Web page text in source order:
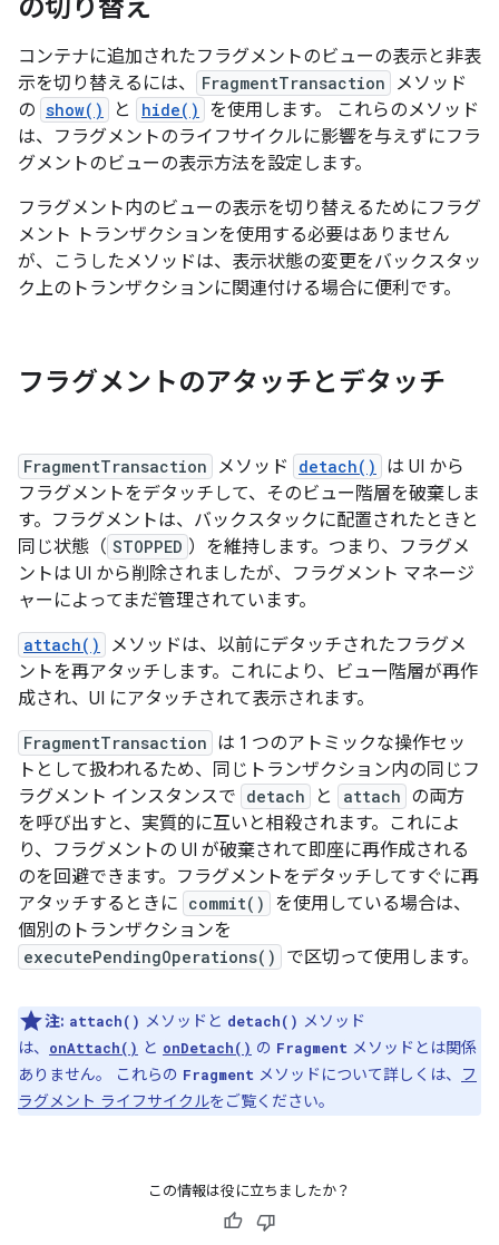
の切り替え
コンテナに追加されたフラグメントのビューの表示と非表
示を切り替えるには、
FragmentTransaction
メソッド
の show() と hide()
を使用します。 これらのメソッド
は、フラグメントのライフサイクルに影響を与えずにフラ
グメントのビューの表示方法を設定します。
フラグメント内のビューの表示を切り替えるためにフラグ
メント トランザクションを使用する必要はありません
が、こうしたメソッドは、表示状態の変更をバックスタッ
ク上のトランザクションに関連付ける場合に便利です。
フラグメントのアタッチとデタッチ
FragmentTransaction メソッド detach()
は UI から
フラグメントをデタッチして、そのビュー階層を破棄しま
す。フラグメントは、バックスタックに配置されたときと
同じ状態（ STOPPED ）を維持します。つまり、フラグメ
ントは UI から削除されましたが、フラグメント マネージ
ャーによってまだ管理されています。
attach()
メソッドは、以前にデタッチされたフラグメ
ントを再アタッチします。これにより、ビュー階層が再作
成され、UI にアタッチされて表示されます。
FragmentTransaction は 1 つのアトミックな操作セッ
トとして扱われるため、同じトランザクション内の同じフ
ラグメント インスタンスで detach と attach の両方
を呼び出すと、実質的に互いと相殺されます。これによ
り、フラグメントの UI が破棄されて即座に再作成される
のを回避できます。フラグメントをデタッチしてすぐに再
アタッチするときに commit()
を使用している場合は、
個別のトランザクションを
executePendingOperations() で区切って使用します。
注: attach() メソッドと detach() メソッド
は、
onAttach() と onDetach() の Fragment メソッドとは関係
ありません。 これらの Fragment メソッドについて詳しくは、
フ
ラグメント ライフサイクルをご覧ください。
この情報は役に立ちましたか？